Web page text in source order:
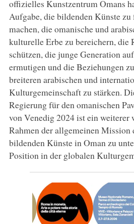
offizielles Kunstzentrum Omans
Aufgabe, die bildenden Künste
machen, die omanische und
kulturelle Erbe zu bereichern, die
schützen, die junge Generation
ermutigen und die Beziehungen
breiteren arabischen und
Kulturgemeinschaft zu stärken.
Regierung für den omanischen
von Venedig 2024 ist ein
Rahmen der allgemeinen
bildenden Künste in Oman zu
Position in der globalen